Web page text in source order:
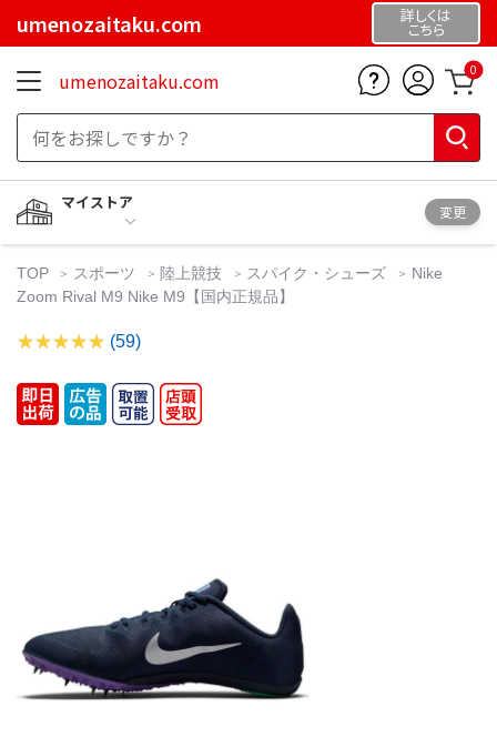
umenozaitaku.com 詳しくは
こちら
umenozaitaku.com 0
マイストア
変更
TOP スポーツ 陸上競技 スパイク・シューズ
Nike
Zoom Rival M9 Nike M9【国内正規品】
(59)